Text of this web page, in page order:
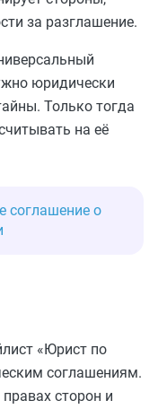
за разглашение.
юридически
Только тогда
на её
соглашение о
«Юрист по
соглашениям.
сторон и